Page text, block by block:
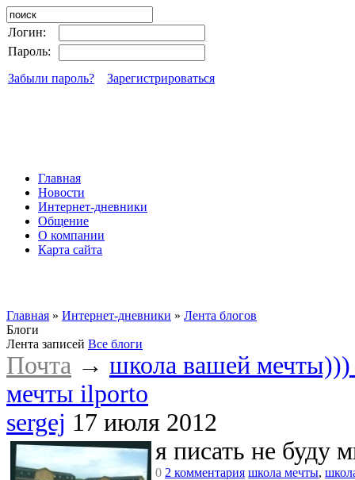
Логин:
Пароль:
Забыли пароль?
Зарегистрироваться
Главная
Новости
Интернет-дневники
Общение
О компании
Карта сайта
Главная » Интернет-дневники » Лента блогов
Блоги
Лента записей Все блоги
Почта → школа вашей
мечты ilporto
sergej 17 июля 2012
я писать не буду
0 2 комментария школа мечты,